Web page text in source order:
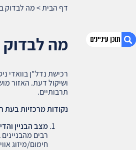
1. מה לבדוק בעת רכישת דירה בוואדי
דף הבית>מה לבדוק
מה לבדוק
רכישת נדל"ן בוואדי
ושיקול דעת. האזור
תרבותיים.
נקודות מרכזיות בעת
מצב הבניין
רבים
חימום/מיזוג